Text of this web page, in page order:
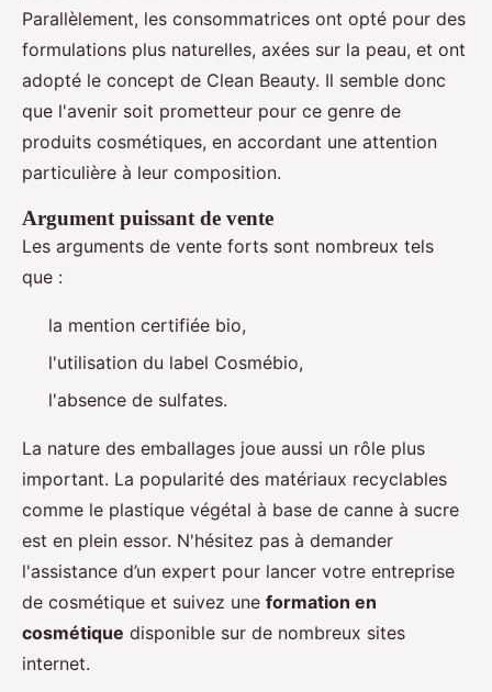
Parallèlement, les consommatrices ont opté pour des
formulations plus naturelles, axées sur la peau, et ont
adopté le concept de Clean Beauty. Il semble donc
que l'avenir soit prometteur pour ce genre de
produits cosmétiques, en accordant une attention
particulière à leur composition.
Argument puissant de vente
Les arguments de vente forts sont nombreux tels
que :
la mention certifiée bio,
l'utilisation du label Cosmébio,
l'absence de sulfates.
La nature des emballages joue aussi un rôle plus
important. La popularité des matériaux recyclables
comme le plastique végétal à base de canne à sucre
est en plein essor. N'hésitez pas à demander
l'assistance d’un expert pour lancer votre entreprise
de cosmétique et suivez une formation en
cosmétique disponible sur de nombreux sites
internet.